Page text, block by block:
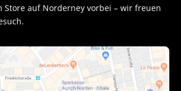
Store auf Norderney vorbei – wir freuen